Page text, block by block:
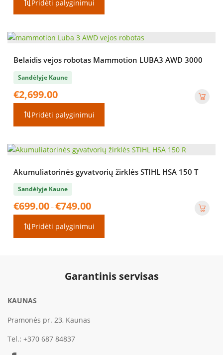
Pridėti palyginimui
Belaidis vejos robotas Mammotion LUBA3 AWD 3000
Sandėlyje Kaune
€2,699.00
Pridėti palyginimui
Akumuliatorinės gyvatvorių žirklės STIHL HSA 150 T
Sandėlyje Kaune
€699.00–€749.00Price
€699.00
Pridėti palyginimui
Garantinis servisas
KAUNAS
Pramonės pr. 23, Kaunas
Tel.: +370 687 84837